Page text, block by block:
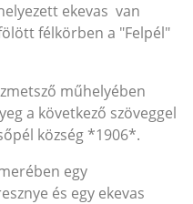
ekevas van
félkörben a "Felpél"
műhelyében
a következő szöveggel
község *1906*.
egy
és egy ekevas